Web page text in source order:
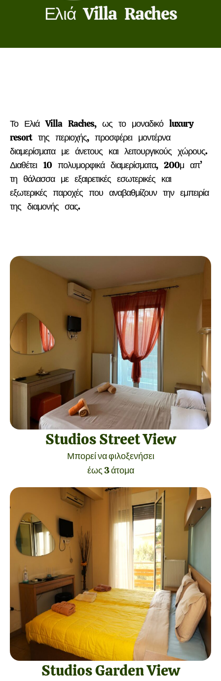
Ελιά Villa Raches
Το Ελιά Villa Raches, ως το μοναδικό luxury
resort της περιοχής, προσφέρει μοντέρνα
διαμερίσματα με άνετους και λειτουργικούς χώρους.
Διαθέτει 10 πολυμορφικά διαμερίσματα, 200μ απ’
τη θάλασσα με εξαιρετικές εσωτερικές και
εξωτερικές παροχές που αναβαθμίζουν την εμπειρία
της διαμονής σας.
Studios Street View
Μπορεί να φιλοξενήσει
έως 3 άτομα
Studios Garden View